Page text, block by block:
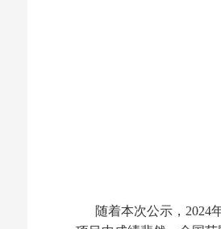
随着本次公示，2024